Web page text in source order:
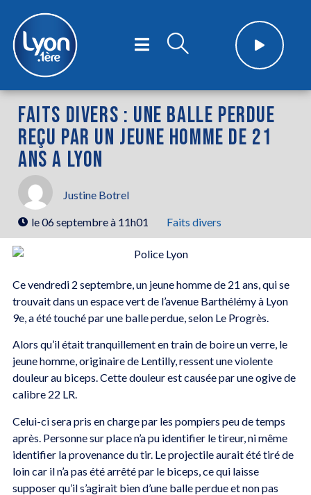
FAITS DIVERS : UNE BALLE PERDUE
REÇU PAR UN JEUNE HOMME DE 21
ANS A LYON
Justine Botrel
le06 septembre à 11h01 Faits divers
Ce vendredi 2 septembre, un jeune homme de 21 ans, qui se
trouvait dans un espace vert de l’avenue Barthélémy à Lyon
9e, a été touché par une balle perdue, selon Le Progrès.
Alors qu’il était tranquillement en train de boire un verre, le
jeune homme, originaire de Lentilly, ressent une violente
douleur au biceps. Cette douleur est causée par une ogive de
calibre 22 LR.
Celui-ci sera pris en charge par les pompiers peu de temps
après. Personne sur place n’a pu identifier le tireur, ni même
identifier la provenance du tir. Le projectile aurait été tiré de
loin car il n’a pas été arrêté par le biceps, ce qui laisse
supposer qu’il s’agirait bien d’une balle perdue et non pas